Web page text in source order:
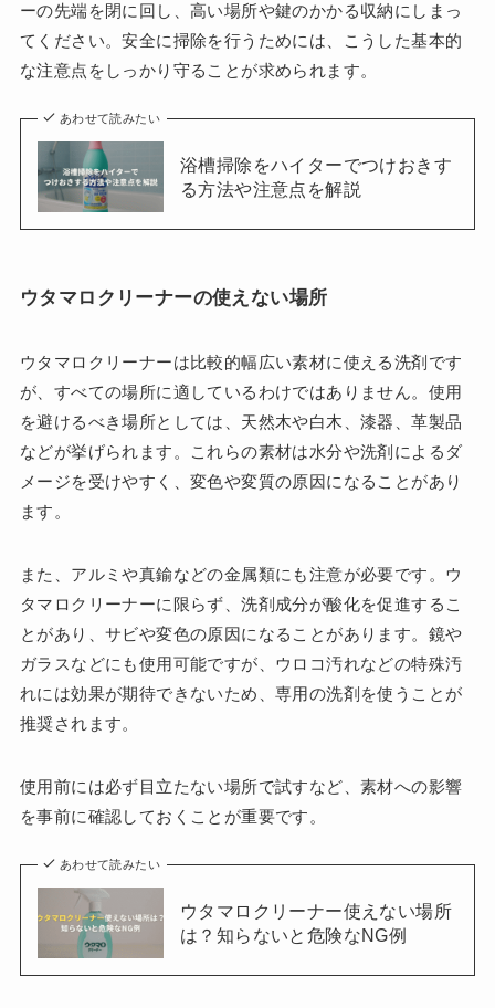
ーの先端を閉に回し、高い場所や鍵のかかる収納にしまっ
てください。安全に掃除を行うためには、こうした基本的
な注意点をしっかり守ることが求められます。
あわせて読みたい
浴槽掃除をハイターでつけおきす
る方法や注意点を解説
ウタマロクリーナーの使えない場所
ウタマロクリーナーは比較的幅広い素材に使える洗剤です
が、すべての場所に適しているわけではありません。使用
を避けるべき場所としては、天然木や白木、漆器、革製品
などが挙げられます。これらの素材は水分や洗剤によるダ
メージを受けやすく、変色や変質の原因になることがあり
ます。
また、アルミや真鍮などの金属類にも注意が必要です。ウ
タマロクリーナーに限らず、洗剤成分が酸化を促進するこ
とがあり、サビや変色の原因になることがあります。鏡や
ガラスなどにも使用可能ですが、ウロコ汚れなどの特殊汚
れには効果が期待できないため、専用の洗剤を使うことが
推奨されます。
使用前には必ず目立たない場所で試すなど、素材への影響
を事前に確認しておくことが重要です。
あわせて読みたい
ウタマロクリーナー使えない場所
は？知らないと危険なNG例